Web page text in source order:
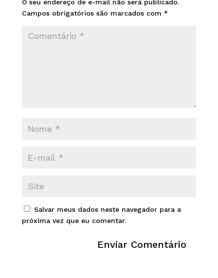
O seu endereço de e-mail não será publicado.
Campos obrigatórios são marcados com *
Salvar meus dados neste navegador para a
próxima vez que eu comentar.